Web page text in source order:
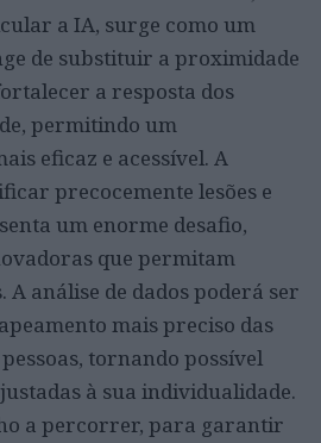
a IA, surge como um
de substituir a proximidade
a resposta dos
permitindo um
eficaz e acessível. A
precocemente lesões e
um enorme desafio,
que permitam
A análise de dados poderá ser
mais preciso das
tornando possível
à sua individualidade.
a percorrer, para garantir